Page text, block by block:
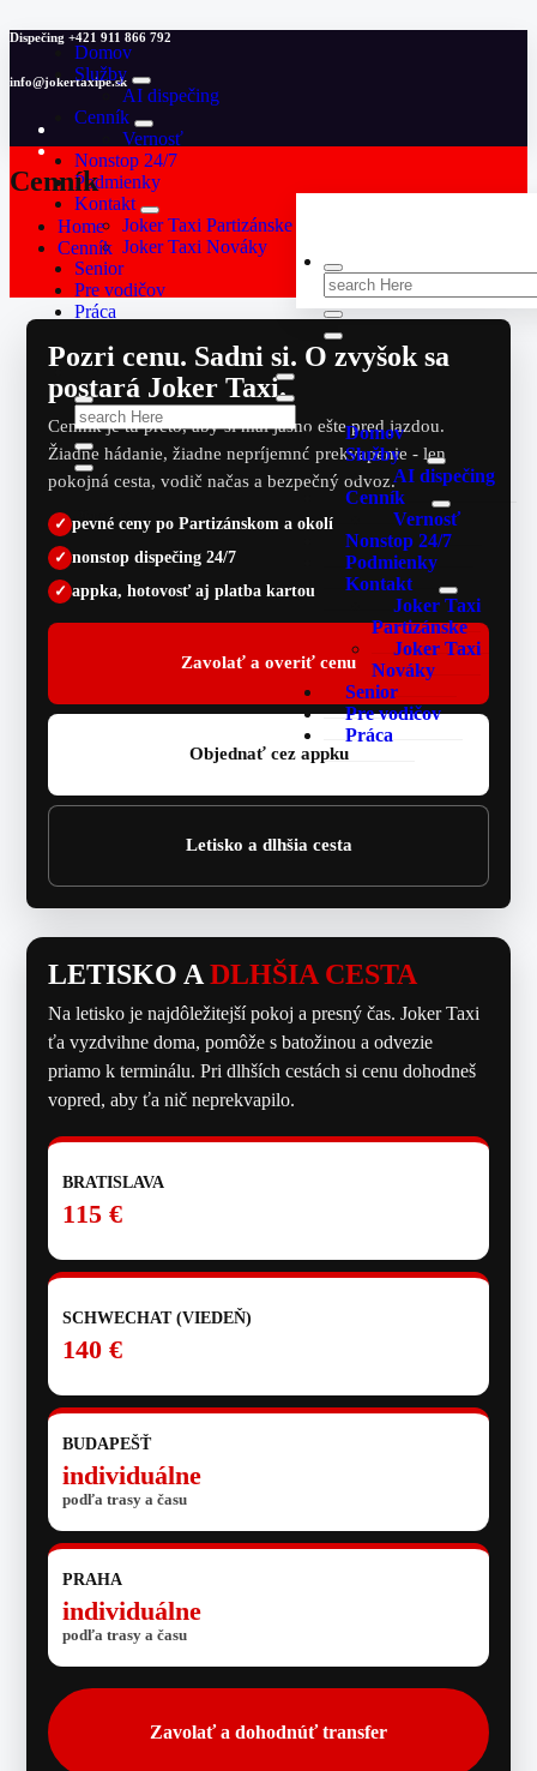
Skip
content
Dispečing +421 911 866 792
info@jokertaxipe.sk
Domov
Služby
AI dispečing
Cenník
Vernosť
Nonstop 24/7
Podmienky
Kontakt
Joker Taxi Partizánske
Joker Taxi Nováky
Senior
Pre vodičov
Práca
Search
for:
Dispečing
+421 911 866 792
Search
for:
Domov
Služby
AI dispečing
Cenník
Vernosť
Nonstop 24/7
Podmienky
Kontakt
Joker Taxi
Partizánske
Joker Taxi
Nováky
Senior
Pre vodičov
Práca
Cenník
Home
Cenník
Pozri cenu. Sadni si. O zvyšok sa
postará Joker Taxi.
Cenník je tu preto, aby si mal jasno ešte pred jazdou.
Žiadne hádanie, žiadne nepríjemné prekvapenie - len
pokojná cesta, vodič načas a bezpečný odvoz.
✓ pevné ceny po Partizánskom a okolí
✓ nonstop dispečing 24/7
✓ appka, hotovosť aj platba kartou
Zavolať a overiť cenu
Objednať cez appku
Letisko a dlhšia cesta
LETISKO A DLHŠIA CESTA
Na letisko je najdôležitejší pokoj a presný čas. Joker Taxi
ťa vyzdvihne doma, pomôže s batožinou a odvezie
priamo k terminálu. Pri dlhších cestách si cenu dohodneš
vopred, aby ťa nič neprekvapilo.
BRATISLAVA
115 €
SCHWECHAT (VIEDEŇ)
140 €
BUDAPEŠŤ
individuálne
podľa trasy a času
PRAHA
individuálne
podľa trasy a času
Zavolať a dohodnúť transfer